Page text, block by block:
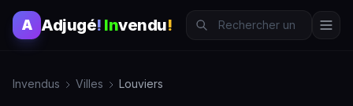
A Adjugé! Invendu!
Invendus Villes Louviers